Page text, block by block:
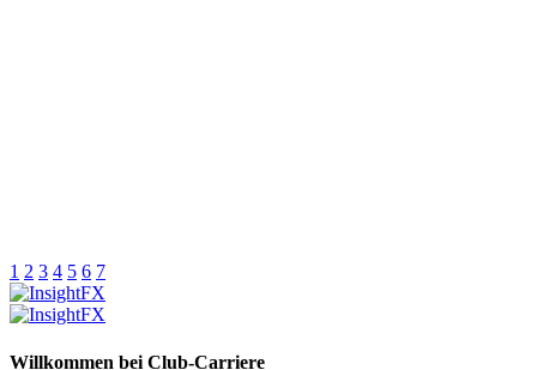
1 2 3 4 5 6 7
Willkommen bei Club-Carriere